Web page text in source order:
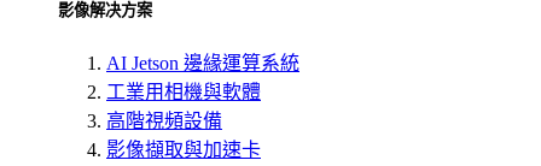
影像解决方案
AI Jetson 邊緣運算系統
工業用相機與軟體
高階視頻設備
影像擷取與加速卡